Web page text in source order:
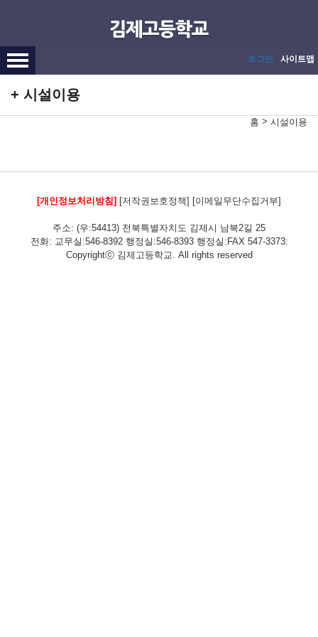
로그인 사이트맵
시설이용
홈 > 시설이용
[개인정보처리방침] [저작권보호정책] [이메일무단수집거부]
주소: (우:54413) 전북특별자치도 김제시 남북2길 25
전화: 교무실:546-8392 행정실:546-8393 행정실:FAX 547-3373:
Copyrightⓒ 김제고등학교. All rights reserved